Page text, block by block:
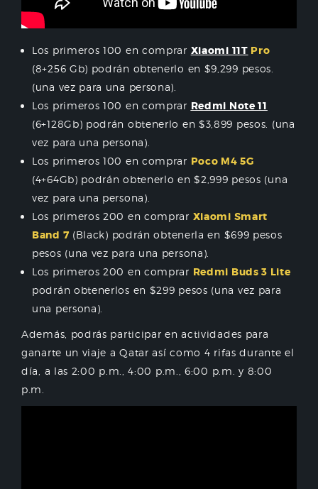
Los primeros 100 en comprar Xiaomi 11T Pro
(8+256 Gb) podrán obtenerlo en $9,299 pesos.
(una vez para una persona).
Los primeros 100 en comprar Redmi Note 11
(6+128Gb) podrán obtenerlo en $3,899 pesos. (una
vez para una persona).
Los primeros 100 en comprar Poco M4 5G
(4+64Gb) podrán obtenerlo en $2,999 pesos (una
vez para una persona).
Los primeros 200 en comprar Xiaomi Smart
Band 7 (Black) podrán obtenerla en $699 pesos
pesos (una vez para una persona).
Los primeros 200 en comprar Redmi Buds 3 Lite
podrán obtenerlos en $299 pesos (una vez para
una persona).
Además, podrás participar en actividades para
ganarte un viaje a Qatar así como 4 rifas durante el
día, a las 2:00 p.m., 4:00 p.m., 6:00 p.m. y 8:00
p.m.